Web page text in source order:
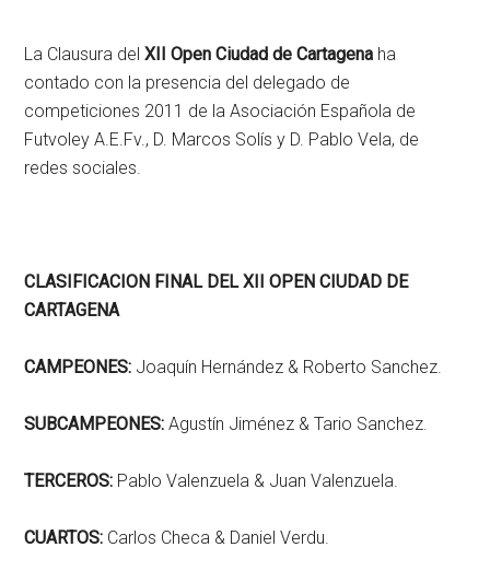
La Clausura delXII Open Ciudad de Cartagena ha
contado con la presencia del delegado de
competiciones 2011 de la Asociación Española de
Futvoley A.E.Fv., D. Marcos Solís y D. Pablo Vela, de
redes sociales.
CLASIFICACION FINAL DEL XII OPEN CIUDAD DE
CARTAGENA
CAMPEONES: Joaquín Hernández & Roberto Sanchez.
SUBCAMPEONES: Agustín Jiménez & Tario Sanchez.
TERCEROS: Pablo Valenzuela & Juan Valenzuela.
CUARTOS: Carlos Checa & Daniel Verdu.